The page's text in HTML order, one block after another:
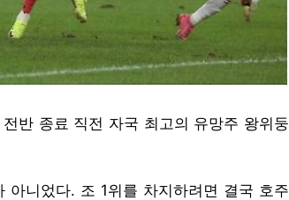
반 종료 직전 자국 최고의 유망주 왕위둥
니었다. 조 1위를 차지하려면 결국 호주